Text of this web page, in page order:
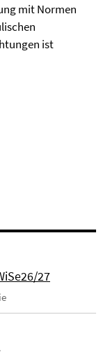
mit Normen
ist
27